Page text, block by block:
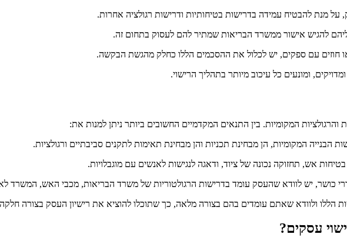
על מנת להבטיח עמידה בדרישות בטיחותיות ודרישות רגולציה אחרות.
להגיש אישור ממשרד הבריאות שמתיר להם לעסוק בתחום זה.
חוזים עם ספקים, יש לכלול את ההסכמים הללו כחלק מהגשת הבקשה.
ומונעים כל עיכוב מיותר בתהליך הרישוי.
המקומיות. בין התנאים המקדמיים החשובים ביותר ניתן למנות את:
המקומיות, הן מבחינת תכניות והן מבחינת תאימות לתקנים סביבתיים ורגולציות.
אש, תחזוקה נכונה של ציוד, ודאגה לנגישות לאנשים עם מוגבלויות.
כושר, יש לוודא שהעסק עומד בדרישות הרגולטוריות של משרד הבריאות, מכבי האש, המשרד
הללו ולוודא שאתם עומדים בהם בצורה מלאה, כך שתוכלו להוציא את רישיון העסק בצורה חלקה
עסקים?